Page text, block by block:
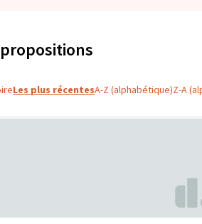
Les plus récentesA-Z (alphabétique)Z-A